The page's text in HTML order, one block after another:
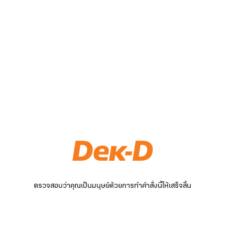
ตรวจสอบว่าคุณเป็นมนุษย์ด้วยการทำคำสั่งนี้ให้เสร็จสิ้น